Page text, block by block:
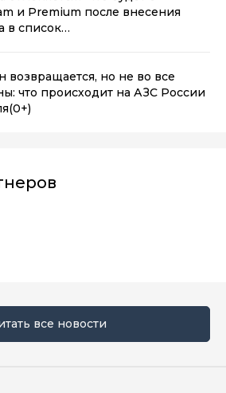
и Premium после внесения
в список
возвращается, но не во все
что происходит на АЗС России
(0+)
все новости